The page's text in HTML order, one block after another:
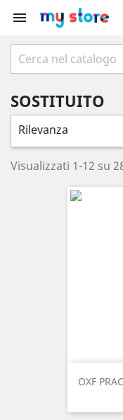

SOSTITUITO
Rilevanza
Visualizzati 1-12 su
OXF